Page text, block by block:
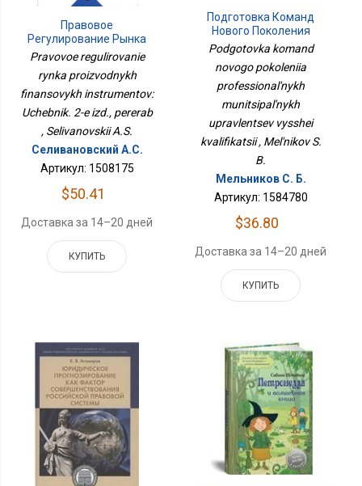
Правовое
Регулирование Рынка
Производных
Финансовых
Инструментов: Учебник.
2-Е Изд., Перераб
Pravovoe regulirovanie
rynka proizvodnykh
finansovykh instrumentov:
Uchebnik. 2-e izd., pererab
, Selivanovskii A.S.
Селивановский А.С.
Артикул: 1508175
$50.41
Доставка за 14–20 дней
КУПИТЬ
Подготовка Команд
Нового Поколения
Профессиональных
Муниципальных
Управленцев Высшей
Квалификации
Podgotovka komand
novogo pokoleniia
professional'nykh
munitsipal'nykh
upravlentsev vysshei
kvalifikatsii , Mel'nikov S.
B.
Мельников С. Б.
Артикул: 1584780
$36.80
Доставка за 14–20 дней
КУПИТЬ